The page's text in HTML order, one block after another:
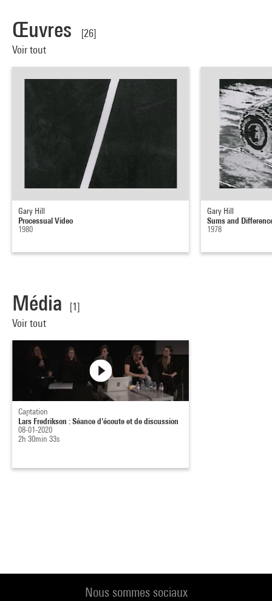
Œuvres
[26]
Voir tout
Gary Hill
Processual Video
1980
Gary Hill
Sums and
1978
Média
[1]
Voir tout
Captation
Lars Fredrikson : Séance d'écoute et de discussion
08-01-2020
2h 30min 33s
Nous sommes sociaux